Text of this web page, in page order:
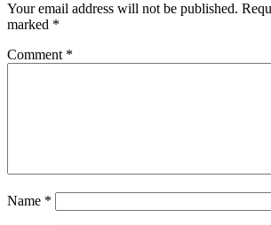
Your email address will not be published.
marked *
Comment *
Name *